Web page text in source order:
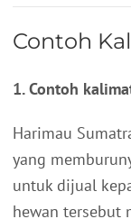
Contoh
1. Contoh
Harimau
yang
untuk dijual
hewan tersebut